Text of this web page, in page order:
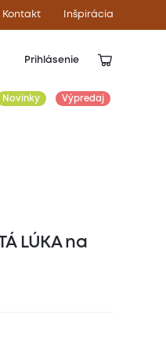
Kontakt Inšpirácia
Prihlásenie
Novinky Výpredaj
LÚKA na